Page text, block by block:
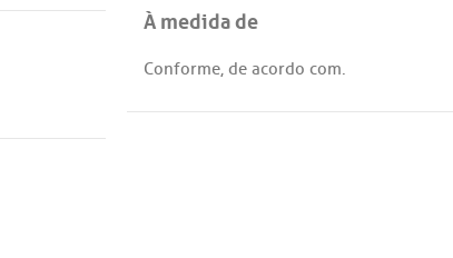
À medida de
Conforme, de acordo com.